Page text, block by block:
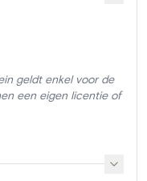
geldt enkel voor de
een eigen licentie of